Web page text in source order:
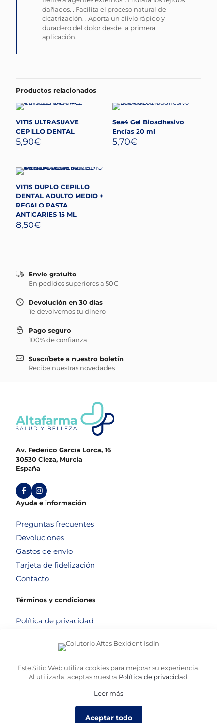
dañados. . Facilita el proceso natural de
cicatrización. . Aporta un alivio rápido y
duradero del dolor desde la primera
aplicación.
Productos relacionados
VITIS ULTRASUAVE
CEPILLO DENTAL
5,90€
Sea4 Gel Bioadhesivo
Encías 20 ml
5,70€
VITIS DUPLO CEPILLO
DENTAL ADULTO MEDIO +
REGALO PASTA
ANTICARIES 15 ML
8,50€
Envío gratuito
En pedidos superiores a 50€
Devolución en 30 días
Te devolvemos tu dinero
Pago seguro
100% de confianza
Suscríbete a nuestro boletín
Recibe nuestras novedades
Av. Federico García Lorca, 16
30530 Cieza, Murcia
España
Ayuda e información
Preguntas frecuentes
Devoluciones
Gastos de envío
Tarjeta de fidelización
Contacto
Términos y condiciones
Política de privacidad
Este Sitio Web utiliza cookies para mejorar su experiencia.
Al utilizarla, aceptas nuestra Política de privacidad.
Leer más
Aceptar todo